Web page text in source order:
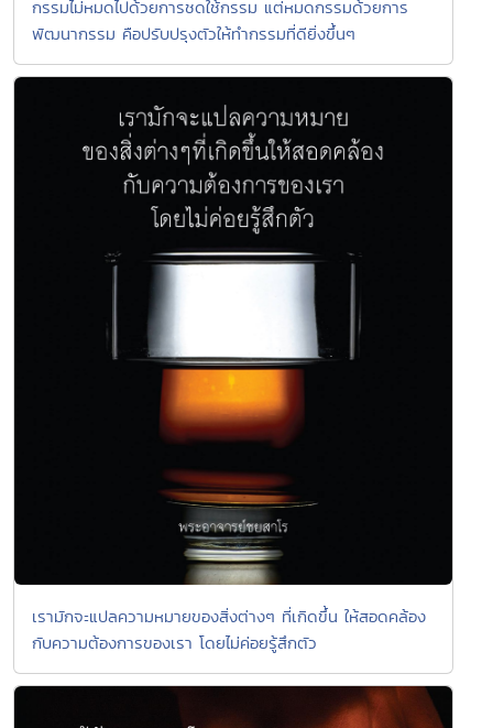
กรรมไม่หมดไปด้วยการชดใช้กรรม แต่หมดกรรมด้วยการ
พัฒนากรรม คือปรับปรุงตัวให้ทำกรรมที่ดียิ่งขึ้นๆ
เรามักจะแปลความหมายของสิ่งต่างๆ ที่เกิดขึ้น ให้สอดคล้อง
กับความต้องการของเรา โดยไม่ค่อยรู้สึกตัว